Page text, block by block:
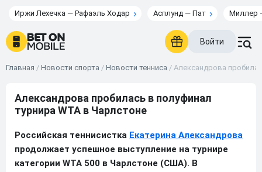
Иржи Лехечка — Рафаэль Ходар Асплунд — Пат Миллер
Войти
Главная / Новости спорта / Новости тенниса / Александрова
Александрова пробилась в полуфинал
турнира WTA в Чарлстоне
Российская теннисистка Екатерина Александрова
продолжает успешное выступление на турнире
категории WTA 500 в Чарлстоне (США). В